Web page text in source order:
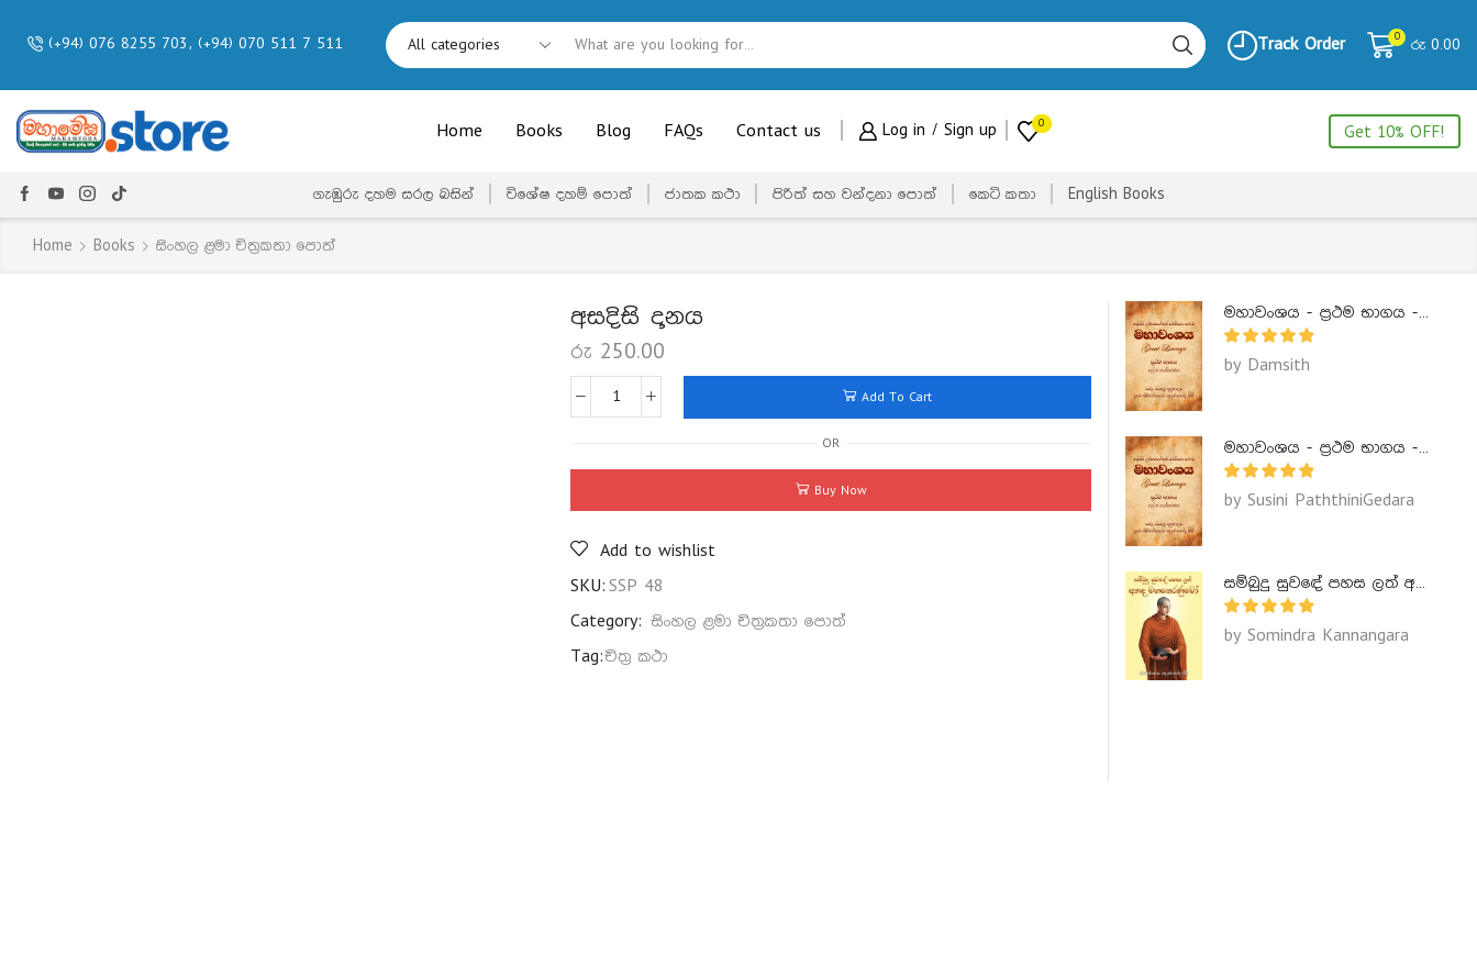
(+94) 076 8255 703, (+94) 070 511 7 511 Track Order 0 රු 0.00
Home Books Blog FAQs Contact us Log in / Sign up 0
Get 10% OFF!
ගැඹුරු දහම සරල බසින් විශේෂ දහම් පොත් ජාතක කථා පිරිත් සහ වන්දනා පොත් කෙටි කතා English Books
Home Books සිංහල ළමා චිත්‍රකතා පොත්
අසදිසි දානය
රු 250.00
Add To Cart
OR
Buy Now
Add to wishlist
SKU: SSP 48
Category: සිංහල ළමා චිත්‍රකතා පොත්
Tag:චිත්‍ර කථා
මහාවංශය - ප්‍රථම භාගය - Mahawanshaya 1
by Damsith
මහාවංශය - ප්‍රථම භාගය - Mahawanshaya 1
by Susini PaththiniGedara
සම්බුදු සුවඳේ පහස ලත් අනඳ මහතෙරණුවෝ - Ananda Maha Theranuwo
by Somindra Kannangara